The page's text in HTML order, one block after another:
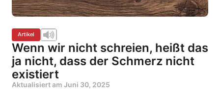
Artikel
Wenn wir nicht schreien, heißt das
ja nicht, dass der Schmerz nicht
existiert
Aktualisiert am Juni 30, 2025